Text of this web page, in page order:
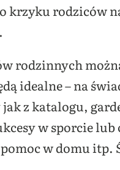
krzyku rodziców
rodzinnych
idealne – na
z katalogu,
w sporcie
pomoc w domu